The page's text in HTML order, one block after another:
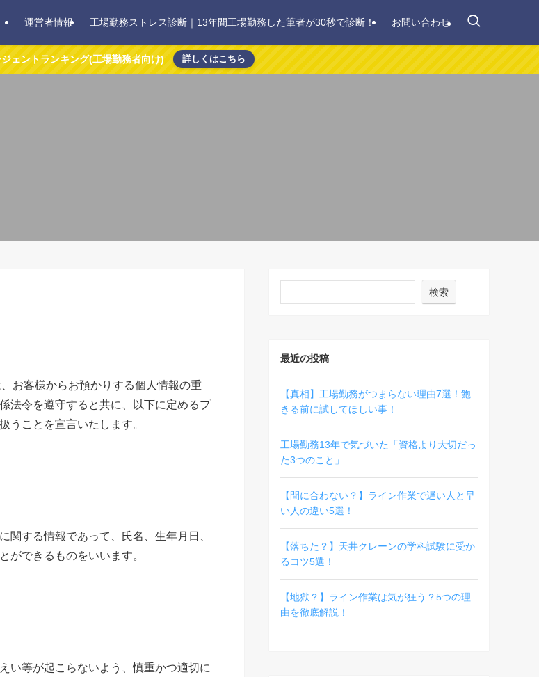
運営者情報 工場勤務ストレス診断｜13年間工場勤務した筆者が30秒で診断！ お問い合わせ
ェントランキング(工場勤務者向け) 詳しくはこちら
お客様からお預かりする個人情報の重
法令を遵守すると共に、以下に定めるプ
うことを宣言いたします。
関する情報であって、氏名、生年月日、
ができるものをいいます。
い等が起こらないよう、慎重かつ適切に
検索
最近の投稿
【真相】工場勤務がつまらない理由7選！飽
きる前に試してほしい事！
工場勤務13年で気づいた「資格より大切だっ
た3つのこと」
【間に合わない？】ライン作業で遅い人と早
い人の違い5選！
【落ちた？】天井クレーンの学科試験に受か
るコツ5選！
【地獄？】ライン作業は気が狂う？5つの理
由を徹底解説！